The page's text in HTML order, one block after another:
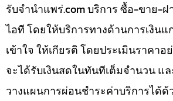
รับจํานําแพร่.com บริการ ซื้อ-ขาย-
ไอที โดยให้บริการทางด้านการเงิน
เข้าใจ ให้เกียรติ โดยประเมินราคาอ
จะได้รับเงินสดในทันทีเต็มจำนวน แ
วางแผนการผ่อนชำระค่าบริการได้ด้